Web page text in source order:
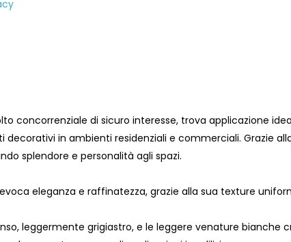
concorrenziale di sicuro interesse, trova applicazione
decorativi in ambienti residenziali e commerciali. Grazie
splendore e personalità agli spazi.
eleganza e raffinatezza, grazie alla sua texture
leggermente grigiastro, e le leggere venature bianche